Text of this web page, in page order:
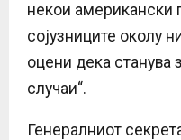
некои американски
сојузниците околу
оцени дека станува
случаи“.
Генералниот